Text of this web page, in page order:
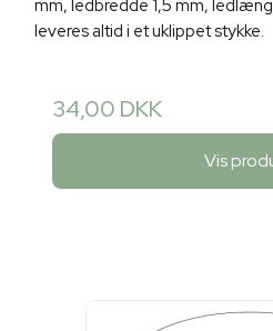
mm, ledbredde 1,5 mm,
leveres altid i et uklippet stykke.
34,00 DKK
Vis